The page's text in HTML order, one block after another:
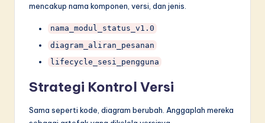
mencakup nama komponen, versi, dan jenis.
nama_modul_status_v1.0
diagram_aliran_pesanan
lifecycle_sesi_pengguna
Strategi Kontrol Versi
Sama seperti kode, diagram berubah. Anggaplah mereka